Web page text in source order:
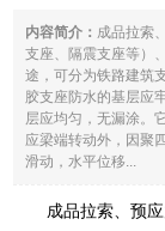
内容简介： 成品拉索
支座、隔震支座等）
途，可分为铁路建筑
胶支座防水的基层应
层应均匀，无漏涂。
应梁端转动外，因聚
滑动，水平位移...
成品拉索、预